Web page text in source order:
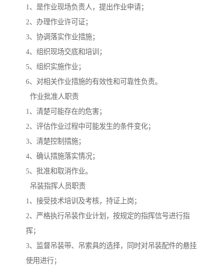
1、是作业现场负责人，提出作业申请；
2、办理作业许可证；
3、协调落实作业措施；
4、组织现场交底和培训；
5、组织实施作业；
6、对相关作业措施的有效性和可靠性负责。
作业批准人职责
1、清楚可能存在的危害；
2、评估作业过程中可能发生的条件变化；
3、清楚控制措施；
4、确认措施落实情况；
5、批准和取消作业。
吊装指挥人员职责
1、接受技术培训及考核，持证上岗；
2、严格执行吊装作业计划，按规定的指挥信号进行指
挥；
3、监督吊装带、吊索具的选择，同时对吊装配件的悬挂
使用进行；